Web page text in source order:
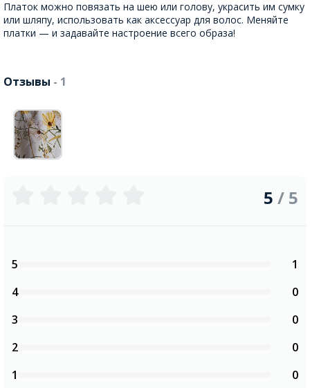
Платок можно повязать на шею или голову, украсить им сумку
или шляпу, использовать как аксессуар для волос. Меняйте
платки — и задавайте настроение всего образа!
Отзывы - 1
5 / 5
5
1
4
0
3
0
2
0
1
0